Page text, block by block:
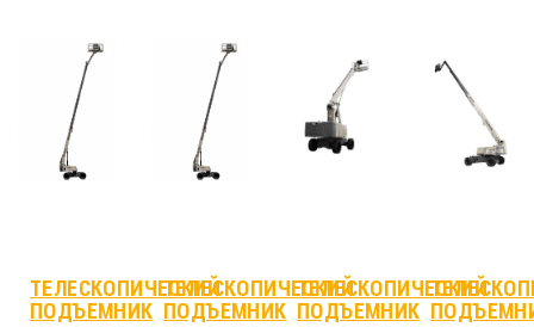
ТЕЛЕСКОПИЧЕСКИЙ
ПОДЪЕМНИК
ТЕЛЕСКОПИЧЕСКИЙ
ПОДЪЕМНИК
ТЕЛЕСКОПИЧЕСКИЙ
ПОДЪЕМНИК